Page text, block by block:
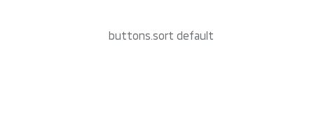
buttons.sort default